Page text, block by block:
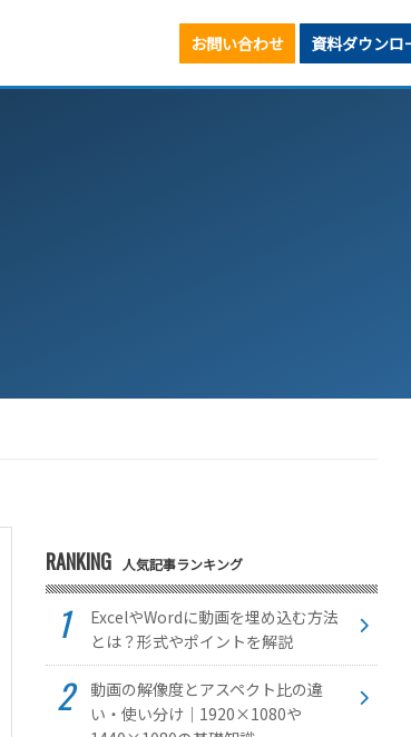
お問い合わせ 資料ダウンロ
RANKING 人気記事ランキング
ExcelやWordに動画を埋め込む方法
とは？形式やポイントを解説
動画の解像度とアスペクト比の違
い・使い分け｜1920×1080や